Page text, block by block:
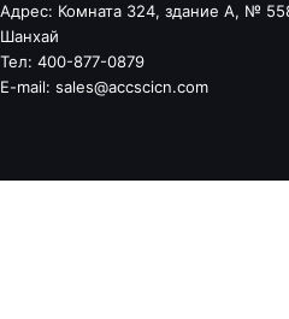
Адрес: Комната 324, здание А, №
Шанхай
Тел: 400-877-0879
E-mail: sales@accscicn.com